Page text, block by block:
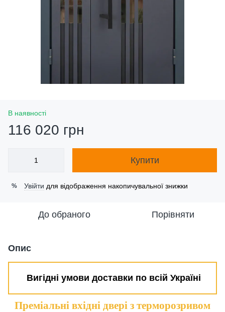
В наявності
116 020 грн
Купити
% Увійти для відображення накопичувальної знижки
До обраного Порівняти
Опис
Вигідні умови доставки по всій Україні
Преміальні вхідні двері з терморозривом